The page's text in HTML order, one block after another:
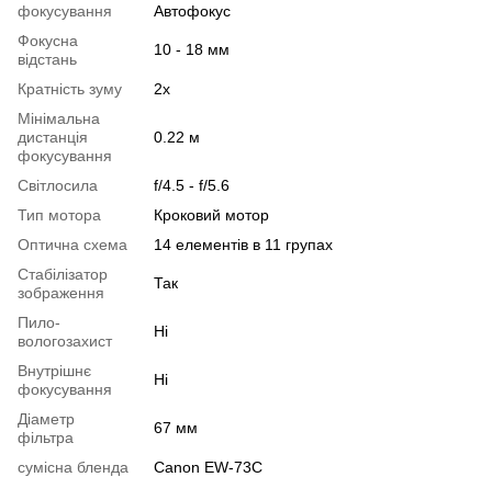
фокусування
Автофокус
Фокусна
відстань
10 - 18 мм
Кратність зуму
2x
Мінімальна
дистанція
фокусування
0.22 м
Світлосила
f/4.5 - f/5.6
Тип мотора
Кроковий мотор
Оптична схема
14 елементів в 11 групах
Стабілізатор
зображення
Так
Пило-
вологозахист
Ні
Внутрішнє
фокусування
Ні
Діаметр
фільтра
67 мм
сумісна бленда
Canon EW-73C